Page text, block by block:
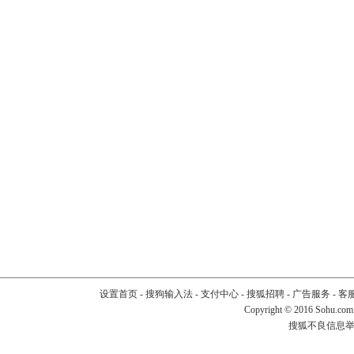
设置首页- 搜狗输入法- 支付中心- 搜狐招聘- 广告服务 - 客
Copyright © 2016
搜狐不良信息